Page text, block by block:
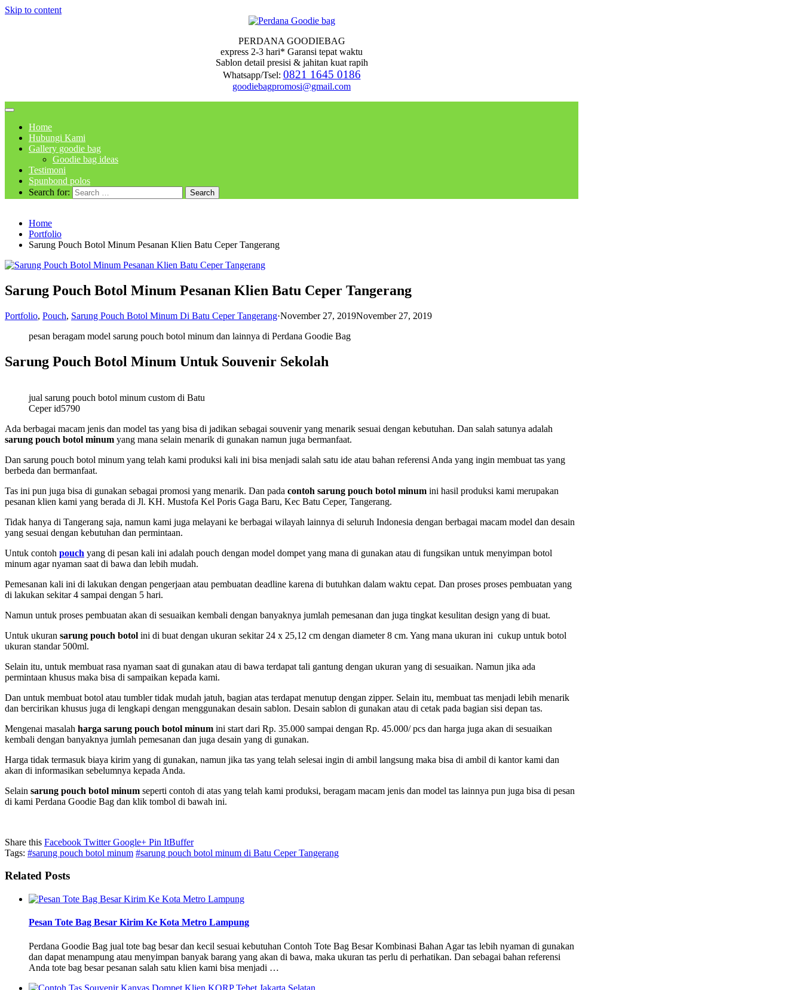
Skip to content
PERDANA GOODIEBAG
express 2-3 hari* Garansi tepat waktu
Sablon detail presisi & jahitan kuat rapih
Whatsapp/Tsel: 0821 1645 0186
goodiebagpromosi@gmail.com
Home
Hubungi Kami
Gallery goodie bag
Goodie bag ideas
Testimoni
Spunbond polos
Search for:
Home
Portfolio
Sarung Pouch Botol Minum Pesanan Klien Batu Ceper Tangerang
Sarung Pouch Botol Minum Pesanan Klien Batu Ceper Tangerang
Portfolio, Pouch, Sarung Pouch Botol Minum Di Batu Ceper Tangerang·November 27, 2019November 27, 2019
pesan beragam model sarung pouch botol minum dan lainnya di Perdana Goodie Bag
Sarung Pouch Botol Minum Untuk Souvenir Sekolah
jual sarung pouch botol minum custom di Batu
Ceper id5790
Ada berbagai macam jenis dan model tas yang bisa di jadikan sebagai souvenir yang menarik sesuai dengan kebutuhan. Dan salah satunya adalah
sarung pouch botol minum yang mana selain menarik di gunakan namun juga bermanfaat.
Dan sarung pouch botol minum yang telah kami produksi kali ini bisa menjadi salah satu ide atau bahan referensi Anda yang ingin membuat tas yang
berbeda dan bermanfaat.
Tas ini pun juga bisa di gunakan sebagai promosi yang menarik. Dan pada contoh sarung pouch botol minum ini hasil produksi kami merupakan
pesanan klien kami yang berada di Jl. KH. Mustofa Kel Poris Gaga Baru, Kec Batu Ceper, Tangerang.
Tidak hanya di Tangerang saja, namun kami juga melayani ke berbagai wilayah lainnya di seluruh Indonesia dengan berbagai macam model dan desain
yang sesuai dengan kebutuhan dan permintaan.
Untuk contoh pouch yang di pesan kali ini adalah pouch dengan model dompet yang mana di gunakan atau di fungsikan untuk menyimpan botol
minum agar nyaman saat di bawa dan lebih mudah.
Pemesanan kali ini di lakukan dengan pengerjaan atau pembuatan deadline karena di butuhkan dalam waktu cepat. Dan proses proses pembuatan yang
di lakukan sekitar 4 sampai dengan 5 hari.
Namun untuk proses pembuatan akan di sesuaikan kembali dengan banyaknya jumlah pemesanan dan juga tingkat kesulitan design yang di buat.
Untuk ukuran sarung pouch botol ini di buat dengan ukuran sekitar 24 x 25,12 cm dengan diameter 8 cm. Yang mana ukuran ini cukup untuk botol
ukuran standar 500ml.
Selain itu, untuk membuat rasa nyaman saat di gunakan atau di bawa terdapat tali gantung dengan ukuran yang di sesuaikan. Namun jika ada
permintaan khusus maka bisa di sampaikan kepada kami.
Dan untuk membuat botol atau tumbler tidak mudah jatuh, bagian atas terdapat menutup dengan zipper. Selain itu, membuat tas menjadi lebih menarik
dan bercirikan khusus juga di lengkapi dengan menggunakan desain sablon. Desain sablon di gunakan atau di cetak pada bagian sisi depan tas.
Mengenai masalah harga sarung pouch botol minum ini start dari Rp. 35.000 sampai dengan Rp. 45.000/ pcs dan harga juga akan di sesuaikan
kembali dengan banyaknya jumlah pemesanan dan juga desain yang di gunakan.
Harga tidak termasuk biaya kirim yang di gunakan, namun jika tas yang telah selesai ingin di ambil langsung maka bisa di ambil di kantor kami dan
akan di informasikan sebelumnya kepada Anda.
Selain sarung pouch botol minum seperti contoh di atas yang telah kami produksi, beragam macam jenis dan model tas lainnya pun juga bisa di pesan
di kami Perdana Goodie Bag dan klik tombol di bawah ini.
Share this Facebook TwitterGoogle+ Pin ItBuffer
Tags: #sarung pouch botol minum #sarung pouch botol minum di Batu Ceper Tangerang
Related Posts
Pesan Tote Bag Besar Kirim Ke Kota Metro Lampung
Perdana Goodie Bag jual tote bag besar dan kecil sesuai kebutuhan Contoh Tote Bag Besar Kombinasi Bahan Agar tas lebih nyaman di gunakan
dan dapat menampung atau menyimpan banyak barang yang akan di bawa, maka ukuran tas perlu di perhatikan. Dan sebagai bahan referensi
Anda tote bag besar pesanan salah satu klien kami bisa menjadi …